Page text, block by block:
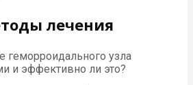
лечения
геморроидального узла
и эффективно ли это?